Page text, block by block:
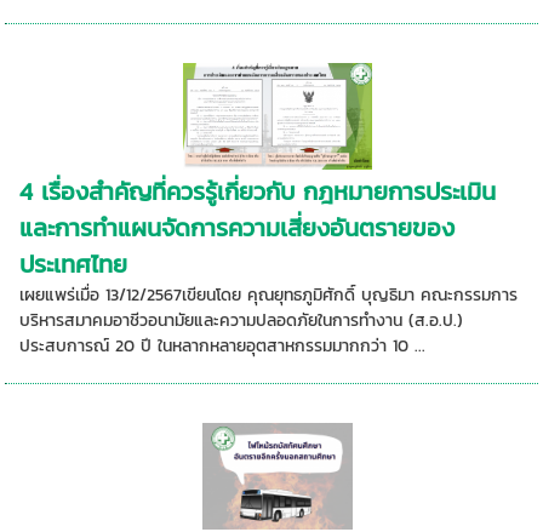
4 เรื่องสำคัญที่ควรรู้เกี่ยวกับ กฎหมายการประเมิน
และการทำแผนจัดการความเสี่ยงอันตรายของ
ประเทศไทย
เผยแพร่เมื่อ 13/12/2567เขียนโดย คุณยุทธภูมิศักดิ์ บุญธิมา คณะกรรมการ
บริหารสมาคมอาชีวอนามัยและความปลอดภัยในการทำงาน (ส.อ.ป.)
ประสบการณ์ 20 ปี ในหลากหลายอุตสาหกรรมมากกว่า 10 ...